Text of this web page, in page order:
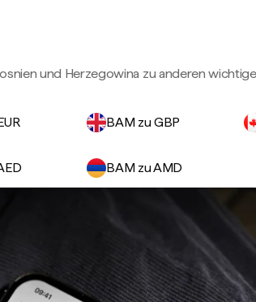
und Herzegowina zu anderen
BAM zu GBP
BAM zu AMD